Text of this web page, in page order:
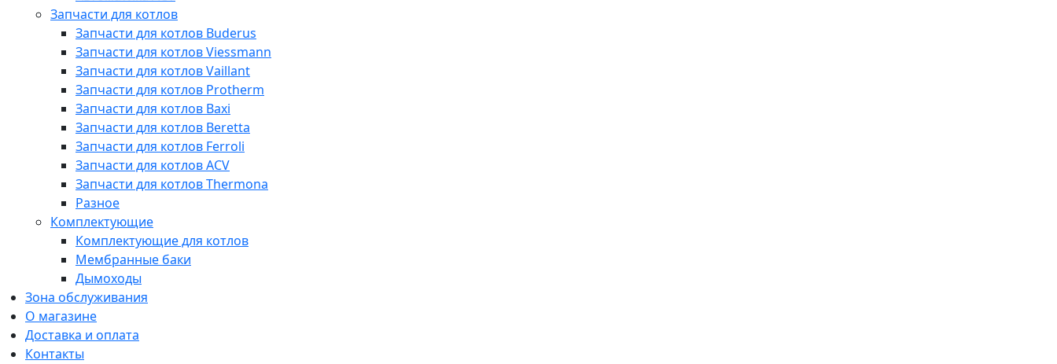
Запчасти для котлов
Запчасти для котлов Buderus
Запчасти для котлов Viessmann
Запчасти для котлов Vaillant
Запчасти для котлов Protherm
Запчасти для котлов Baxi
Запчасти для котлов Beretta
Запчасти для котлов Ferroli
Запчасти для котлов ACV
Запчасти для котлов Thermona
Разное
Комплектующие
Комплектующие для котлов
Мембранные баки
Дымоходы
Зона обслуживания
О магазине
Доставка и оплата
Контакты